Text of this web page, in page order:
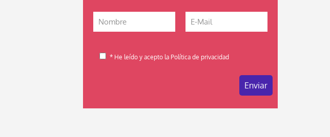
* He leído y acepto la Política de privacidad